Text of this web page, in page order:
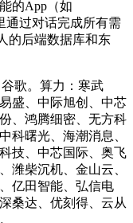
的App（如
通过对话完成所有需
的后端数据库和东
歌。算力：寒武
盛、中际旭创、中芯
、鸿腾细密、无方科
科曙光、海潮消息、
技、中芯国际、奥飞
潍柴沉机、金山云、
亿田智能、弘信电
桑达、优刻得、云从